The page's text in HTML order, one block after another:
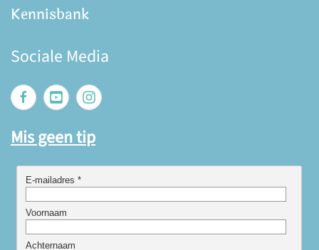
Kennisbank
Sociale Media
Mis geen tip